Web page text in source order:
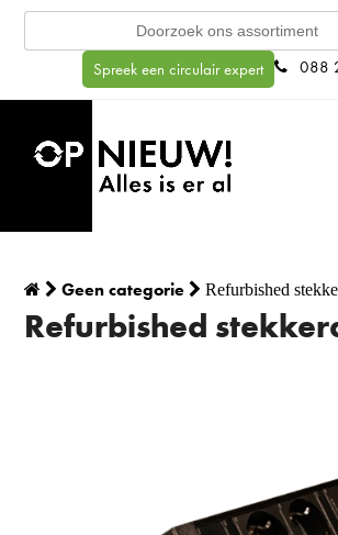
Search
Spreek een circulair expert 088
Geen categorie Refurbished
Refurbished